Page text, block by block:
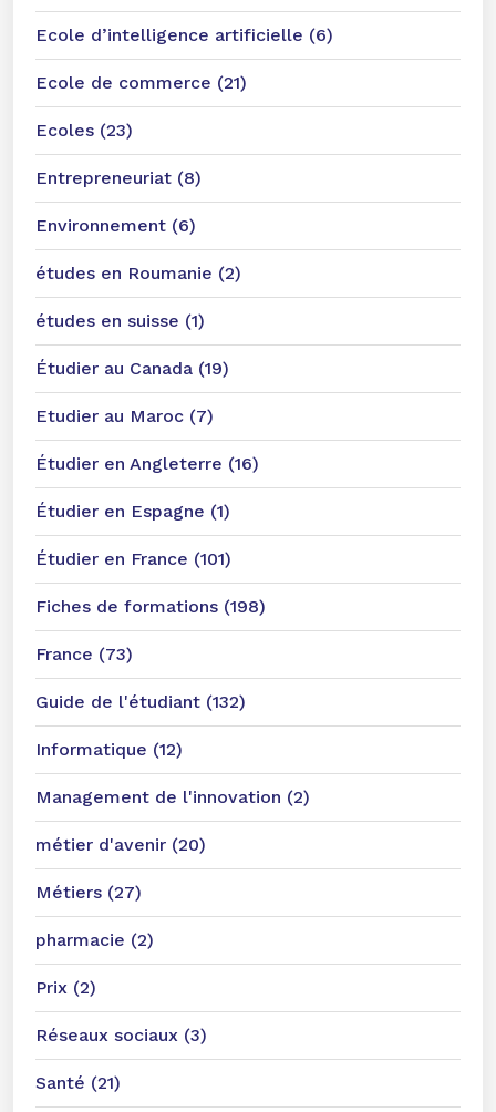
Ecole d’intelligence artificielle (6)
Ecole de commerce (21)
Ecoles (23)
Entrepreneuriat (8)
Environnement (6)
études en Roumanie (2)
études en suisse (1)
Étudier au Canada (19)
Etudier au Maroc (7)
Étudier en Angleterre (16)
Étudier en Espagne (1)
Étudier en France (101)
Fiches de formations (198)
France (73)
Guide de l'étudiant (132)
Informatique (12)
Management de l'innovation (2)
métier d'avenir (20)
Métiers (27)
pharmacie (2)
Prix (2)
Réseaux sociaux (3)
Santé (21)